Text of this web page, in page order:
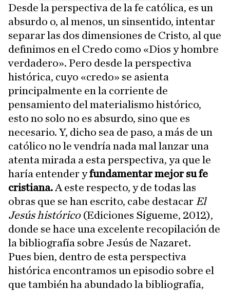
Desde la perspectiva de la fe católica, es un
absurdo o, al menos, un sinsentido, intentar
separar las dos dimensiones de Cristo, al que
definimos en el Credo como «Dios y hombre
verdadero». Pero desde la perspectiva
histórica, cuyo «credo» se asienta
principalmente en la corriente de
pensamiento del materialismo histórico,
esto no solo no es absurdo, sino que es
necesario. Y, dicho sea de paso, a más de un
católico no le vendría nada mal lanzar una
atenta mirada a esta perspectiva, ya que le
haría entender yfundamentar mejor su fe
cristiana. A este respecto, y de todas las
obras que se han escrito, cabe destacar El
Jesús histórico(Ediciones Sígueme, 2012),
donde se hace una excelente recopilación de
la bibliografía sobre Jesús de Nazaret.
Pues bien, dentro de esta perspectiva
histórica encontramos un episodio sobre el
que también ha abundado la bibliografía,